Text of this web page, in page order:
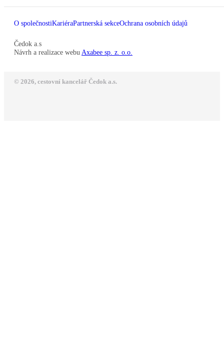
O společnostiKariéraPartnerská sekceOchrana osobních údajů
Čedok a.s
Návrh a realizace webu Axabee sp. z. o.o.
© 2026, cestovní kancelář Čedok a.s.